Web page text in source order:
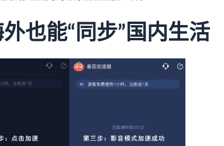
也能“同步”国内生活